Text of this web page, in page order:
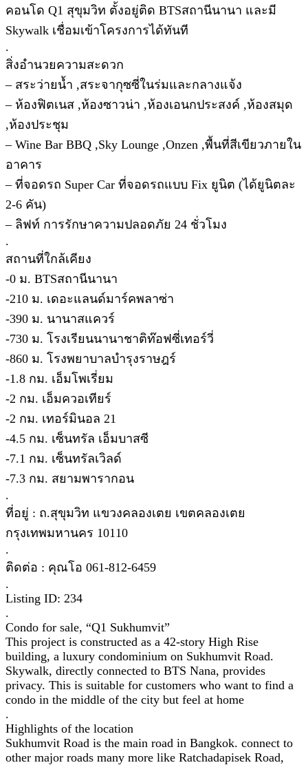
คอนโด Q1 สุขุมวิท ตั้งอยู่ติด BTSสถานีนานา และมี
Skywalk เชื่อมเข้าโครงการได้ทันที
.
สิ่งอำนวยความสะดวก
– สระว่ายน้ำ ,สระจากุซซี่ในร่มและกลางแจ้ง
– ห้องฟิตเนส ,ห้องซาวน่า ,ห้องเอนกประสงค์ ,ห้องสมุด
,ห้องประชุม
– Wine Bar BBQ ,Sky Lounge ,Onzen ,พื้นที่สีเขียวภายใน
อาคาร
– ที่จอดรถ Super Car ที่จอดรถแบบ Fix ยูนิต (ได้ยูนิตละ
2-6 คัน)
– ลิฟท์ การรักษาความปลอดภัย 24 ชั่วโมง
.
สถานที่ใกล้เคียง
-0 ม. BTSสถานีนานา
-210 ม. เดอะแลนด์มาร์คพลาซ่า
-390 ม. นานาสแควร์
-730 ม. โรงเรียนนานาชาติท๊อฟซี่เทอร์วี่
-860 ม. โรงพยาบาลบำรุงราษฎร์
-1.8 กม. เอ็มโพเรี่ยม
-2 กม. เอ็มควอเทียร์
-2 กม. เทอร์มินอล 21
-4.5 กม. เซ็นทรัล เอ็มบาสซี
-7.1 กม. เซ็นทรัลเวิลด์
-7.3 กม. สยามพารากอน
.
ที่อยู่ : ถ.สุขุมวิท แขวงคลองเตย เขตคลองเตย
กรุงเทพมหานคร 10110
.
ติดต่อ : คุณโอ 061-812-6459
.
Listing ID: 234
.
Condo for sale, “Q1 Sukhumvit”
This project is constructed as a 42-story High Rise
building, a luxury condominium on Sukhumvit Road.
Skywalk, directly connected to BTS Nana, provides
privacy. This is suitable for customers who want to find a
condo in the middle of the city but feel at home
.
Highlights of the location
Sukhumvit Road is the main road in Bangkok. connect to
other major roads many more like Ratchadapisek Road,